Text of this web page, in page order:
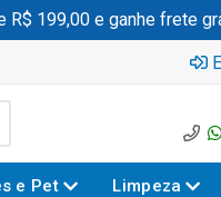
199,00 e ganhe frete
e Pet Limpeza